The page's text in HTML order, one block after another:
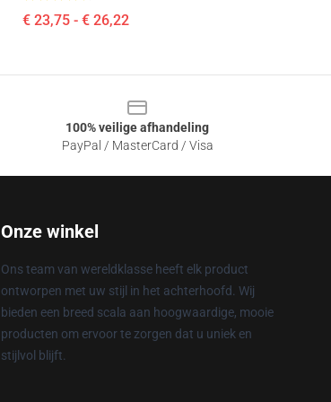
€ 23,75 - € 26,22
100% veilige afhandeling
PayPal / MasterCard / Visa
Onze winkel
Ons team van wereldklasse heeft elk product
ontworpen met uw stijl in het achterhoofd. Wij
bieden een breed scala aan hoogwaardige, mooie
producten om ervoor te zorgen dat u uniek en
stijlvol blijft.